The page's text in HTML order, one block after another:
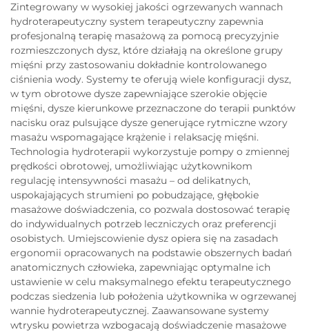
Zintegrowany w wysokiej jakości ogrzewanych wannach
hydroterapeutyczny system terapeutyczny zapewnia
profesjonalną terapię masażową za pomocą precyzyjnie
rozmieszczonych dysz, które działają na określone grupy
mięśni przy zastosowaniu dokładnie kontrolowanego
ciśnienia wody. Systemy te oferują wiele konfiguracji dysz,
w tym obrotowe dysze zapewniające szerokie objęcie
mięśni, dysze kierunkowe przeznaczone do terapii punktów
nacisku oraz pulsujące dysze generujące rytmiczne wzory
masażu wspomagające krążenie i relaksację mięśni.
Technologia hydroterapii wykorzystuje pompy o zmiennej
prędkości obrotowej, umożliwiając użytkownikom
regulację intensywności masażu – od delikatnych,
uspokajających strumieni po pobudzające, głębokie
masażowe doświadczenia, co pozwala dostosować terapię
do indywidualnych potrzeb leczniczych oraz preferencji
osobistych. Umiejscowienie dysz opiera się na zasadach
ergonomii opracowanych na podstawie obszernych badań
anatomicznych człowieka, zapewniając optymalne ich
ustawienie w celu maksymalnego efektu terapeutycznego
podczas siedzenia lub położenia użytkownika w ogrzewanej
wannie hydroterapeutycznej. Zaawansowane systemy
wtrysku powietrza wzbogacają doświadczenie masażowe